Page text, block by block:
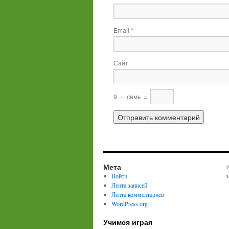
Email *
Сайт
9 + семь =
Мета
Войти
Лента записей
Лента комментариев
WordPress.org
Учимся играя